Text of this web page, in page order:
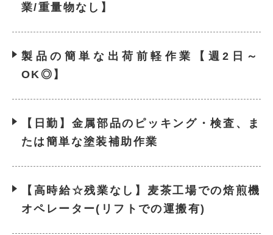
業/重量物なし】
製品の簡単な出荷前軽作業【週2日～
OK◎】
【日勤】金属部品のピッキング・検査、ま
たは簡単な塗装補助作業
【高時給☆残業なし】麦茶工場での焙煎機
オペレーター(リフトでの運搬有)